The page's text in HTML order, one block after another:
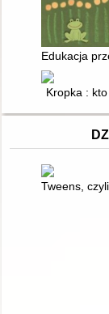
Edukacja
Kropka :
Tweens,